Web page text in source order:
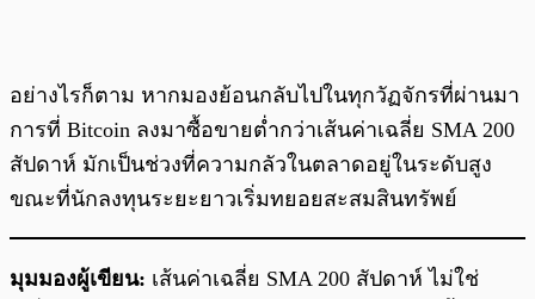
อย่างไรก็ตาม หากมองย้อนกลับไปในทุกวัฏจักรที่ผ่านมา
การที่ Bitcoin ลงมาซื้อขายต่ำกว่าเส้นค่าเฉลี่ย SMA 200
สัปดาห์ มักเป็นช่วงที่ความกลัวในตลาดอยู่ในระดับสูง
ขณะที่นักลงทุนระยะยาวเริ่มทยอยสะสมสินทรัพย์
มุมมองผู้เขียน: เส้นค่าเฉลี่ย SMA 200 สัปดาห์ ไม่ใช่